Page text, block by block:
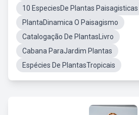
10 EspeciesDe Plantas Paisagisticas
PlantaDinamica O Paisagismo
Catalogação De PlantasLivro
Cabana ParaJardim Plantas
Espécies De PlantasTropicais